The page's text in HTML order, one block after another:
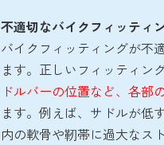
不適切なバイクフィッティ
バイクフィッティングが不
ます。正しいフィッティング
ドルバーの位置など、各
ます。例えば、サドルが低
内の軟骨や靭帯に過大なス